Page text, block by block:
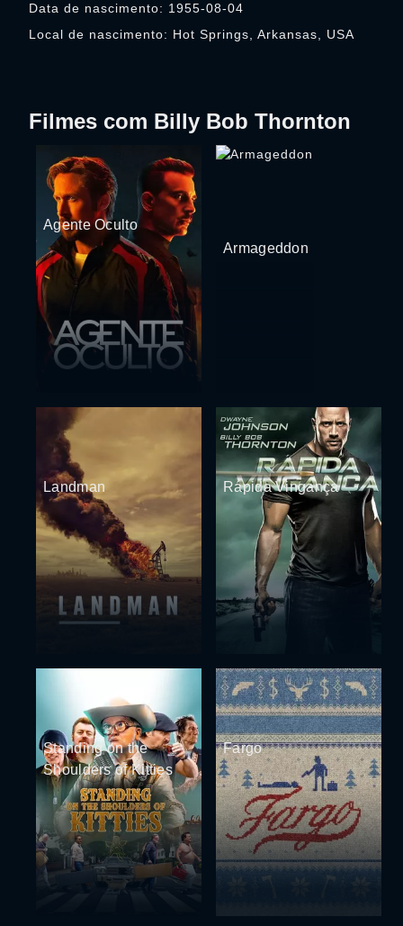
Data de nascimento: 1955-08-04
Local de nascimento: Hot Springs, Arkansas, USA
Filmes com Billy Bob Thornton
Agente Oculto
Armageddon
Landman Rápida Vingança
Standing on the
Shoulders of Kitties
Fargo